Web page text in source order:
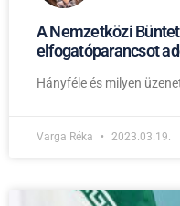
A Nemzetközi
elfogatóparancsot
Hányféle és milyen
Varga Réka 2023.03.19.